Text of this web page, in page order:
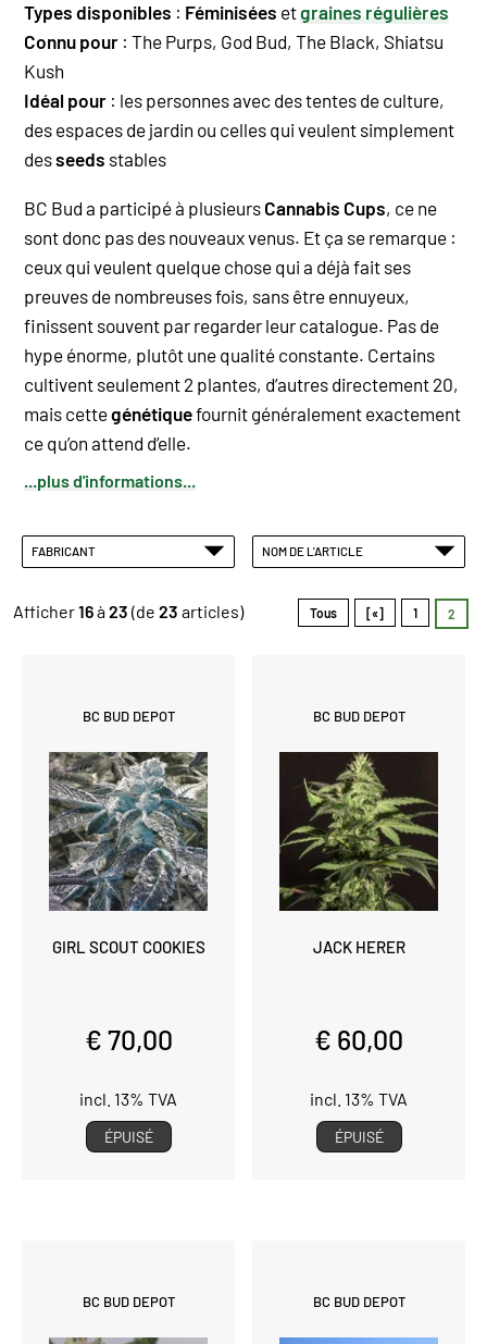
Types disponibles : Féminisées etgraines régulières
Connu pour : The Purps, God Bud, The Black, Shiatsu
Kush
Idéal pour : les personnes avec des tentes de culture,
des espaces de jardin ou celles qui veulent simplement
desseeds stables
BC Bud a participé à plusieurs Cannabis Cups, ce ne
sont donc pas des nouveaux venus. Et ça se remarque :
ceux qui veulent quelque chose qui a déjà fait ses
preuves de nombreuses fois, sans être ennuyeux,
finissent souvent par regarder leur catalogue. Pas de
hype énorme, plutôt une qualité constante. Certains
cultivent seulement 2 plantes, d’autres directement 20,
mais cettegénétiquefournit généralement exactement
ce qu’on attend d’elle.
...plus d'informations...
FABRICANT NOM DE L'ARTICLE
Afficher16à23 (de 23 articles) Tous [«] 1 2
BC BUD DEPOT
GIRL SCOUT COOKIES
€ 70,00
incl. 13% TVA
ÉPUISÉ
BC BUD DEPOT
JACK HERER
€ 60,00
incl. 13% TVA
ÉPUISÉ
BC BUD DEPOT BC BUD DEPOT